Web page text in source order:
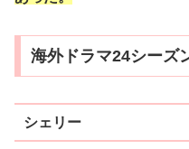
海外ドラマ24シーズ
シェリー